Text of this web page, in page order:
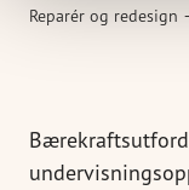
Reparér og redesign